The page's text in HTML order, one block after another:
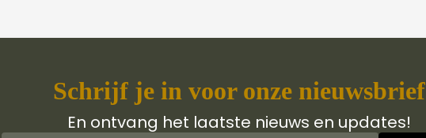
Schrijf je in voor onze nieuwsbrief
En ontvang het laatste nieuws en updates!